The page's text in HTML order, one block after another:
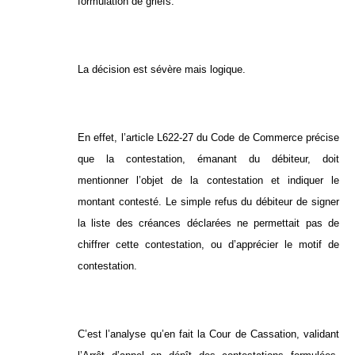
La décision est sévère mais logique.
En effet, l’article L622-27 du Code de Commerce précise
que la contestation, émanant du débiteur, doit
mentionner l’objet de la contestation et indiquer le
montant contesté. Le simple refus du débiteur de signer
la liste des créances déclarées ne permettait pas de
chiffrer cette contestation, ou d’apprécier le motif de
contestation.
C’est l’analyse qu’en fait la Cour de Cassation, validant